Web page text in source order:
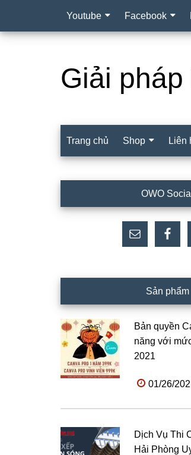
Youtube Facebook
Giải
Trang chủ Shop Liên
chính
OWO Social
Sản phẩm
Bản quyền
năng với
2021
01/26/
Dịch Vụ Thi
Hải Phòng